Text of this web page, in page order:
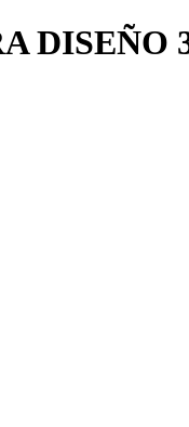
DISEÑO